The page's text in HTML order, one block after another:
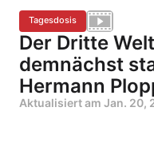
Tagesdosis
Der Dritte
demnächst
Hermann
Aktualisiert am Jan. 20,